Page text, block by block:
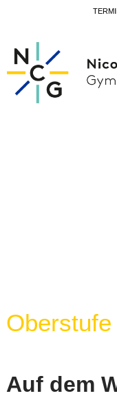
Oberstufe
Auf dem